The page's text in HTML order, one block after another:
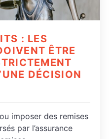
: LES
ÊTRE
DÉCISION
imposer des remises
par l’assurance